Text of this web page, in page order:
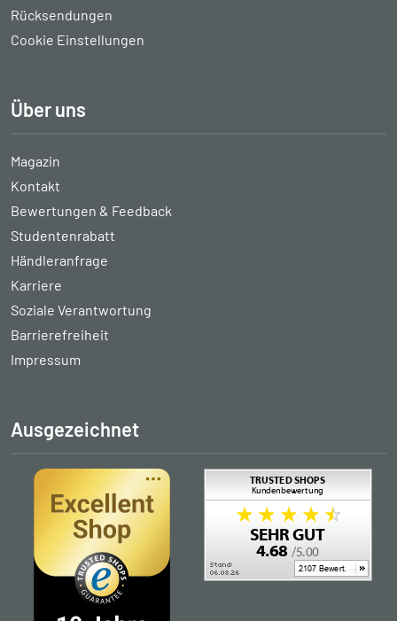
Rücksendungen
Cookie Einstellungen
Über uns
Magazin
Kontakt
Bewertungen & Feedback
Studentenrabatt
Händleranfrage
Karriere
Soziale Verantwortung
Barrierefreiheit
Impressum
Ausgezeichnet